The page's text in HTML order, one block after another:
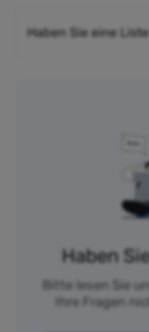
Haben Sie eine
Haben
Bitte lesen Sie
Ihre Fragen